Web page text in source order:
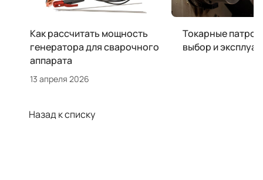
Как рассчитать мощность
генератора для сварочного
аппарата
13 апреля 2026
Токарные
выбор и
Назад к списку